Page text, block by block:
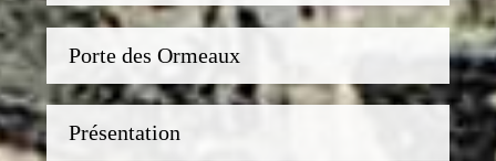
Porte des Ormeaux
Présentation